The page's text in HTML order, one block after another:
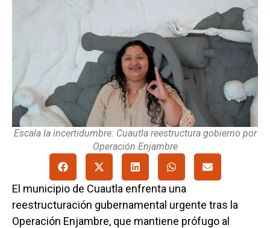
Escala la incertidumbre: Cuautla reestructura gobierno por
Operación Enjambre
El municipio de Cuautla enfrenta una
reestructuración gubernamental urgente tras la
Operación Enjambre, que mantiene prófugo al